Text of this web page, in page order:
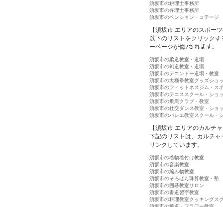
須坂市の税理士事務所
須坂市の弁理士事務所
須坂市のペンション・コテージ
【須坂市 エリアのスポー
以下のリストをクリック
ーページが侮ｦされます。
須坂市の柔道教室・道場
須坂市の剣道教室・道場
須坂市のテコンドー道場・教室
須坂市の太極拳教室グッズショ
須坂市のフィットネスジム・ス
須坂市のテニススクール・ショ
須坂市の乗馬クラブ・教室
須坂市の社交ダンス教室・ショ
須坂市のバレエ教室スクール・
【須坂市 エリアのカルチ
下記のリストは、カルチ
リンクしています。
須坂市の着物着付け教室
須坂市の音楽教室
須坂市の編み物教室
須坂市のそろばん珠算教室・塾
須坂市の囲碁教室サロン
須坂市の書道習字教室
須坂市の料理教室クッキングス